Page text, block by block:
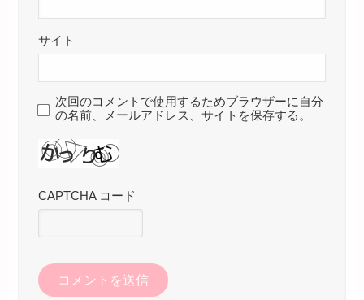
サイト
次回のコメントで使用するためブラウザーに自分
の名前、メールアドレス、サイトを保存する。
CAPTCHA コード